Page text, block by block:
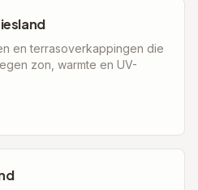
en terrasoverkappingen die
zon, warmte en UV-